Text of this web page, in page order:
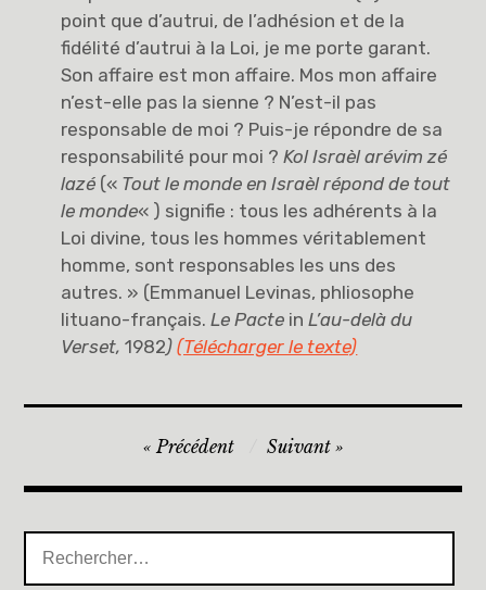
point que d’autrui, de l’adhésion et de la
fidélité d’autrui à la Loi, je me porte garant.
Son affaire est mon affaire. Mos mon affaire
n’est-elle pas la sienne ? N’est-il pas
responsable de moi ? Puis-je répondre de sa
responsabilité pour moi ?Kol Israèl arévim zé
lazé (« Tout le monde en Israèl répond de tout
le monde« ) signifie : tous les adhérents à la
Loi divine, tous les hommes véritablement
homme, sont responsables les uns des
autres. » (Emmanuel Levinas, phliosophe
lituano-français.Le Pacte in L’au-delà du
Verset,1982)(Télécharger le texte)
Navigation
de
Précédent Suivant